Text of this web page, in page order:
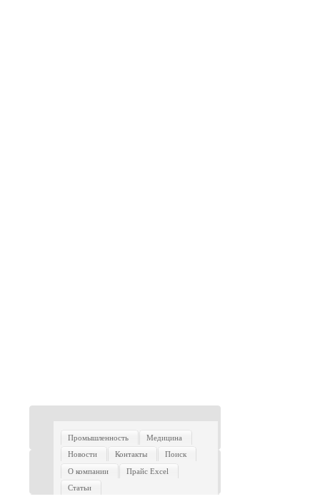
Промышленность
Медицина
Новости
Контакты
Поиск
О компании
Прайс Excel
Статьи